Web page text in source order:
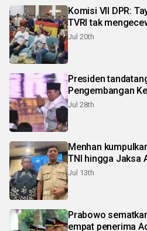
Komisi VII DPR:
TVRI tak
Jul 20th
Presiden
Pengembangan
Jul 28th
Menhan
TNI hingga Jaksa
Jul 13th
Prabowo
empat penerima